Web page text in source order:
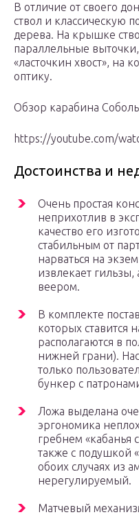
В отличие от своего
ствол и классическую
дерева. На крышке
параллельные
«ласточкин хвост», на
оптику.
Обзор карабина
https://youtube.com/
Достоинства и
Очень простая
неприхотлив в
качество его
стабильным от
нарваться на
извлекает гильзы,
веером.
В комплекте
которых ставится
располагаются в
нижней грани).
только
бункер с
Ложа выделана
эргономика
гребнем «кабанья
также с подушкой
обоих случаях из
нерегулируемый.
Матчевый